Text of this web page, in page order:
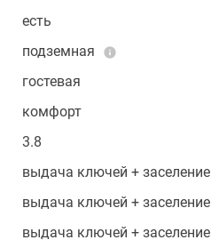
есть
подземная
гостевая
комфорт
3.8
выдача ключей + заселение
выдача ключей + заселение
выдача ключей + заселение